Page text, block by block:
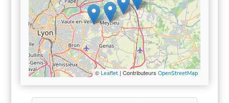
© Leaflet| Contributeurs OpenStreetMap